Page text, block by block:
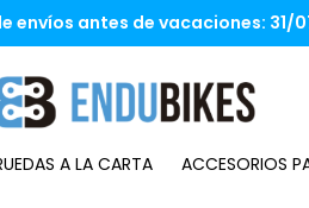
envíos antes de vacaciones: 31/
A LA CARTA ACCESORIOS